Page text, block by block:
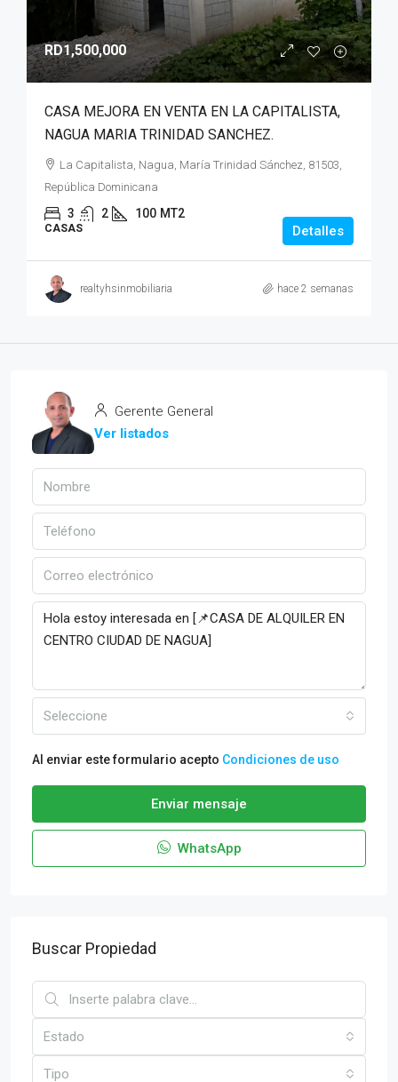
RD1,500,000
CASA MEJORA EN VENTA EN LA CAPITALISTA,
NAGUA MARIA TRINIDAD SANCHEZ.
La Capitalista, Nagua, María Trinidad Sánchez, 81503,
República Dominicana
3 2 100 MT2
CASAS Detalles
realtyhsinmobiliaria hace 2 semanas
Gerente General
Ver listados
Seleccione
Al enviar este formulario acepto Condiciones de uso
Enviar mensaje
WhatsApp
Buscar Propiedad
Estado
Tipo